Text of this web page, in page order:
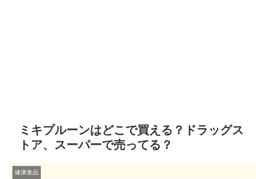
ミキプルーンはどこで買える？ドラッグス
トア、スーパーで売ってる？
健康食品